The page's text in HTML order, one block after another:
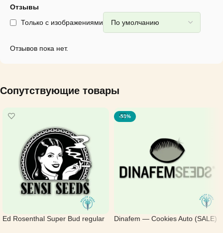
Отзывы
Только с изображениями
Отзывов пока нет.
Сопутствующие товары
Ed Rosenthal Super Bud regular
-53%
Dinafem — Cookies Auto (SALE)